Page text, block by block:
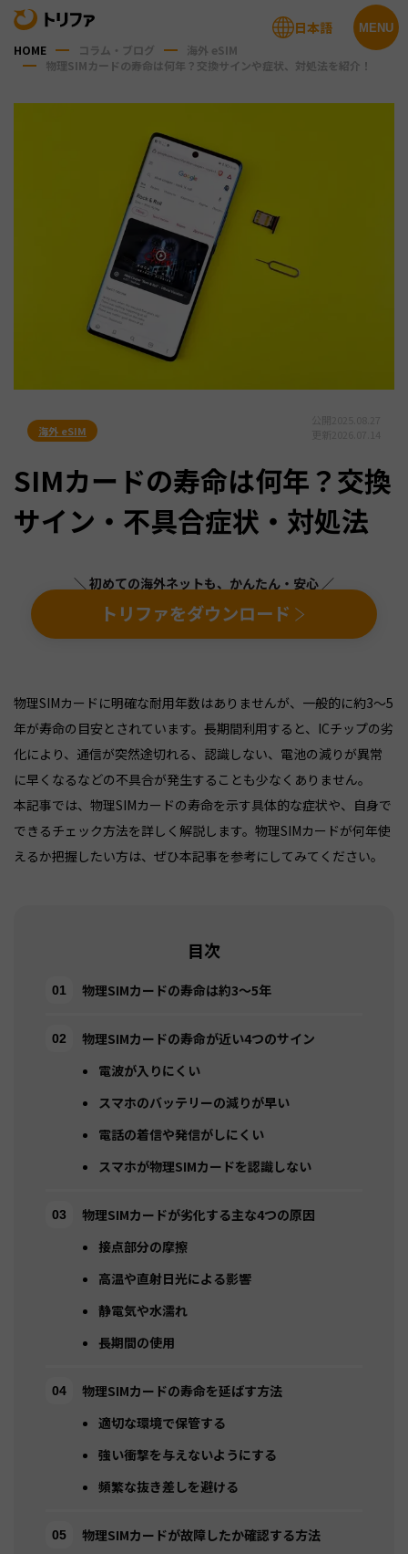
MENU
日本語
HOME コラム・ブログ
海外 eSIM
物理SIMカードの寿命は何年？交換サインや症状、対処法を紹介！
海外 eSIM
SIMカードの寿命は何年？交換
サイン・不具合症状・対処法
＼ 初めての海外ネットも、かんたん・安心 ／
トリファをダウンロード
物理SIMカードに明確な耐用年数はありませんが、一般的に約3〜5
年が寿命の目安とされています。長期間利用すると、ICチップの劣
化により、通信が突然途切れる、認識しない、電池の減りが異常
に早くなるなどの不具合が発生することも少なくありません。
本記事では、物理SIMカードの寿命を示す具体的な症状や、自身で
できるチェック方法を詳しく解説します。物理SIMカードが何年使
目次
物理SIMカードの寿命は約3〜5年
物理SIMカードの寿命が近い4つのサイン
電波が入りにくい
スマホのバッテリーの減りが早い
電話の着信や発信がしにくい
スマホが物理SIMカードを認識しない
物理SIMカードが劣化する主な4つの原因
接点部分の摩擦
高温や直射日光による影響
静電気や水濡れ
長期間の使用
物理SIMカードの寿命を延ばす方法
適切な環境で保管する
強い衝撃を与えないようにする
頻繁な抜き差しを避ける
物理SIMカードが故障したか確認する方法